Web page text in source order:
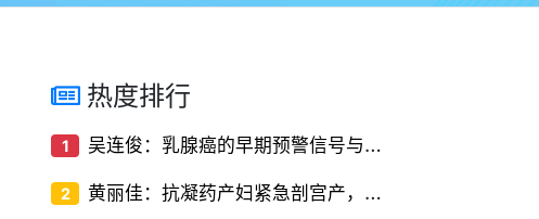
热度排行
1 吴
连俊：乳腺癌的早期预警信号与筛查方法
2 黄
丽佳：抗凝药产妇紧急剖宫产，椎管内麻醉的‘停药时间窗’解密